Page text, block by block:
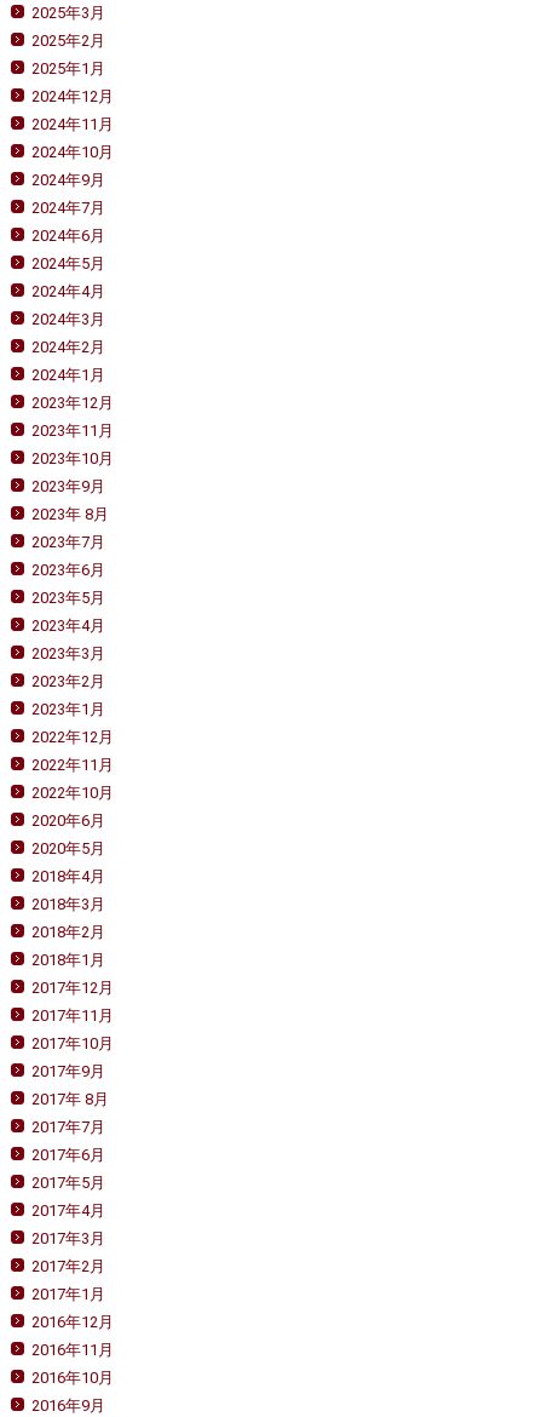
2025年3月
2025年2月
2025年1月
2024年12月
2024年11月
2024年10月
2024年9月
2024年7月
2024年6月
2024年5月
2024年4月
2024年3月
2024年2月
2024年1月
2023年12月
2023年11月
2023年10月
2023年9月
2023年 8月
2023年7月
2023年6月
2023年5月
2023年4月
2023年3月
2023年2月
2023年1月
2022年12月
2022年11月
2022年10月
2020年6月
2020年5月
2018年4月
2018年3月
2018年2月
2018年1月
2017年12月
2017年11月
2017年10月
2017年9月
2017年 8月
2017年7月
2017年6月
2017年5月
2017年4月
2017年3月
2017年2月
2017年1月
2016年12月
2016年11月
2016年10月
2016年9月